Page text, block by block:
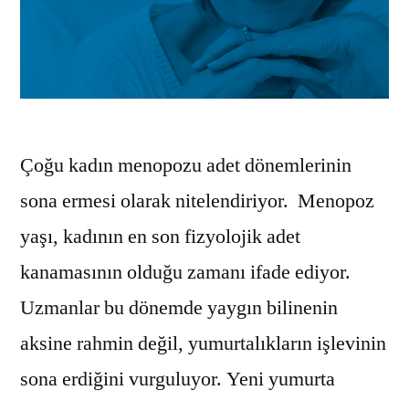
Çoğu kadın menopozu adet dönemlerinin
sona ermesi olarak nitelendiriyor. Menopoz
yaşı, kadının en son fizyolojik adet
kanamasının olduğu zamanı ifade ediyor.
Uzmanlar bu dönemde yaygın bilinenin
aksine rahmin değil, yumurtalıkların işlevinin
sona erdiğini vurguluyor. Yeni yumurta